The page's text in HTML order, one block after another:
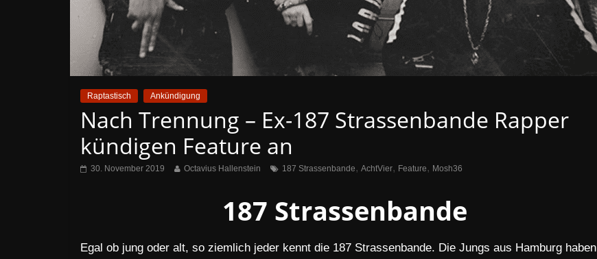
Raptastisch Ankündigung
Nach Trennung – Ex-187 Strassenbande Rapper
kündigen Feature an
30. November 2019 Octavius Hallenstein 187 Strassenbande, AchtVier, Feature, Mosh36
187 Strassenbande
Egal ob jung oder alt, so ziemlich jeder kennt die 187 Strassenbande. Die Jungs aus Hamburg haben